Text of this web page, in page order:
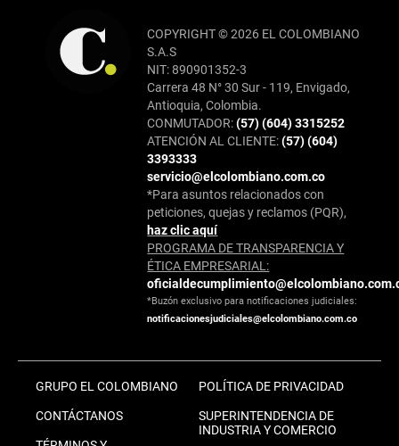
COPYRIGHT © 2026 EL COLOMBIANO
S.A.S
NIT: 890901352-3
Carrera 48 N° 30 Sur - 119, Envigado,
Antioquia, Colombia.
CONMUTADOR:(57) (604) 3315252
ATENCIÓN AL CLIENTE:(57) (604)
3393333
servicio@elcolombiano.com.co
*Para asuntos relacionados con
peticiones, quejas y reclamos (PQR),
haz clic aquí
PROGRAMA DE TRANSPARENCIA Y
ÉTICA EMPRESARIAL:
*Buzón exclusivo para notificaciones judiciales:
notificacionesjudiciales@elcolombiano.com.co
GRUPO EL COLOMBIANO
CONTÁCTANOS
POLÍTICA DE PRIVACIDAD
SUPERINTENDENCIA DE
INDUSTRIA Y COMERCIO